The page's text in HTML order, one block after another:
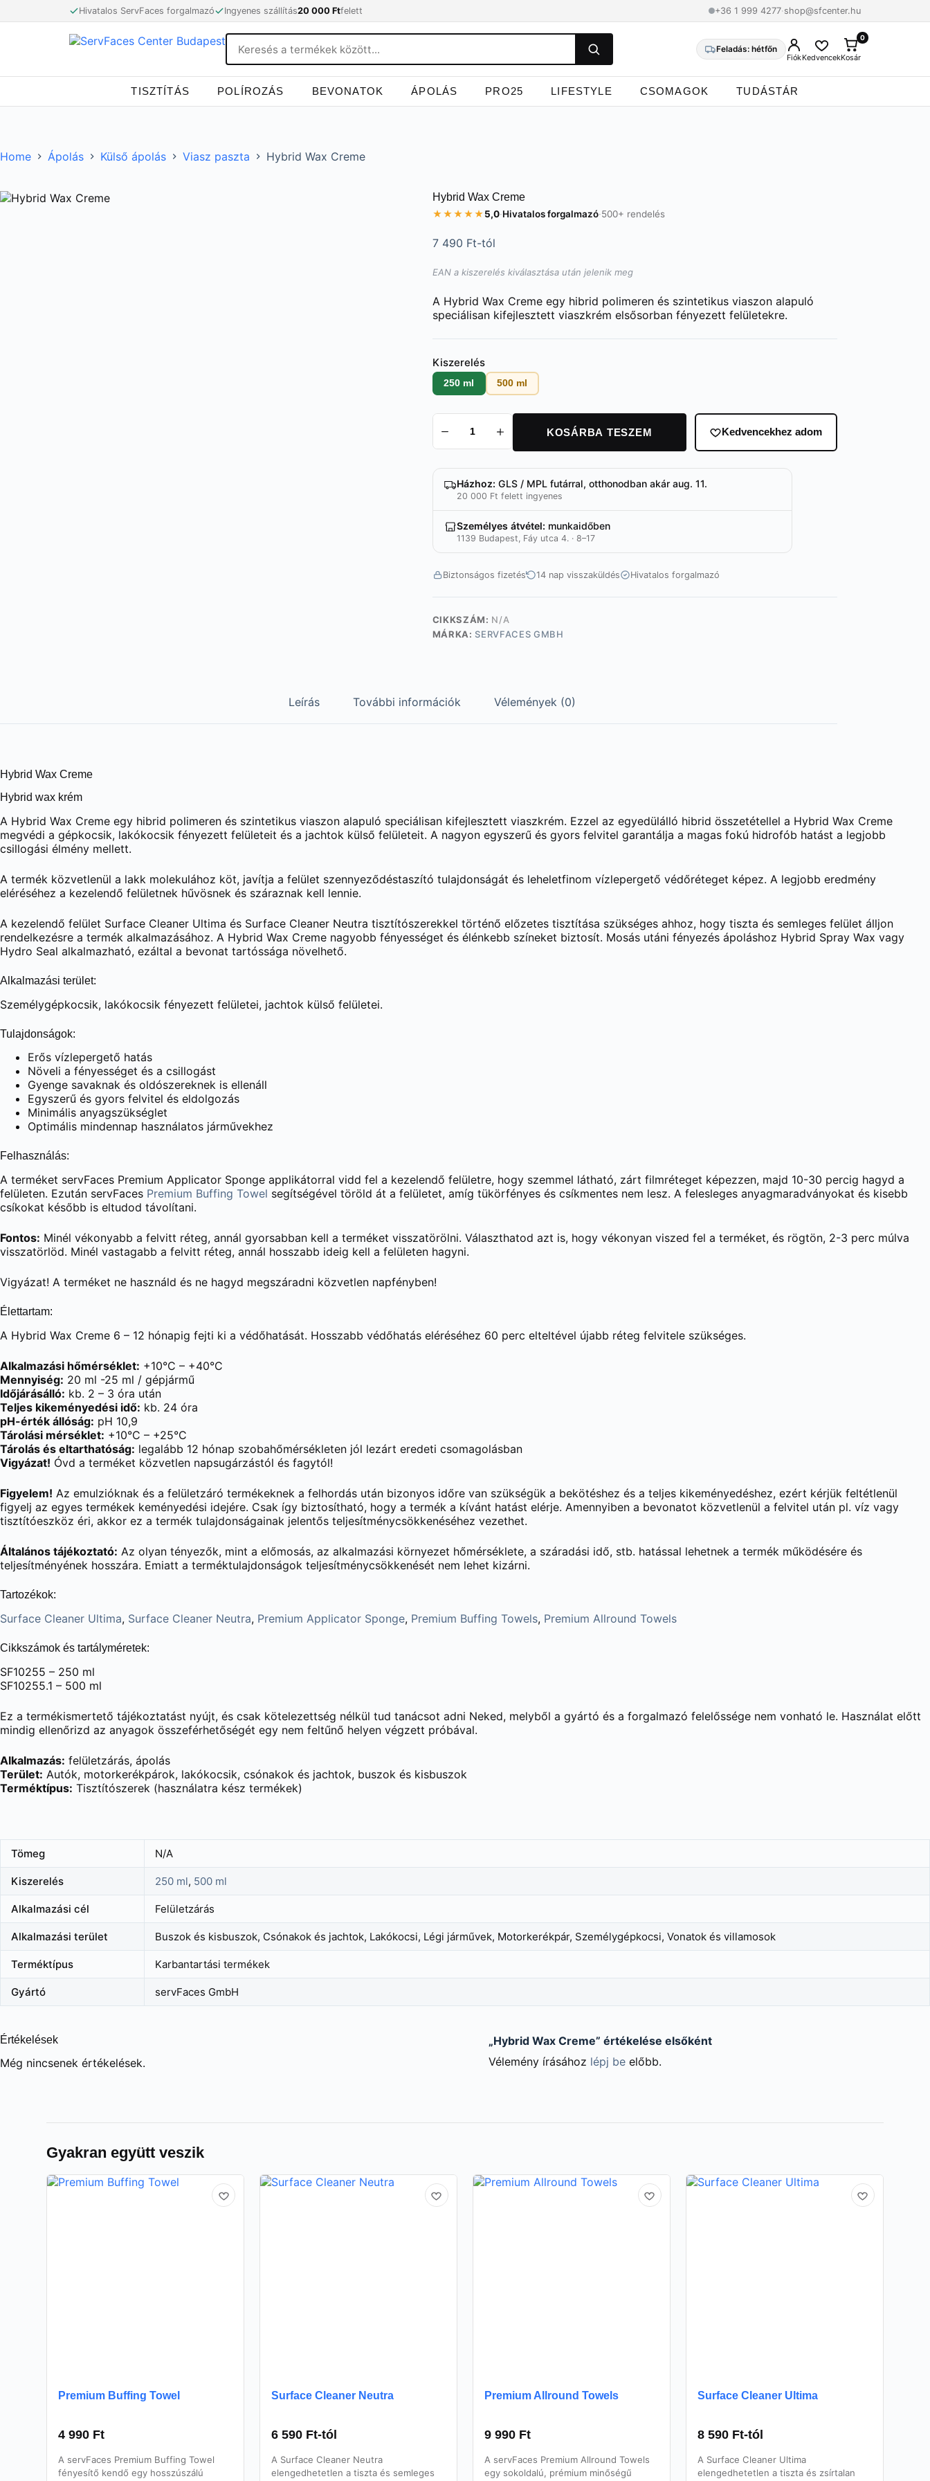
to
Hivatalos ServFaces forgalmazó Ingyenes szállítás20 000 Ftfelett +36 1 999 4277· shop@sfcenter.hu
Feladás: hétfőn
FiókKedvencekKosár
0
TISZTÍTÁS POLÍROZÁS BEVONATOK ÁPOLÁS PRO25 LIFESTYLE CSOMAGOK TUDÁSTÁR
Home Ápolás Külső ápolás Viasz paszta Hybrid Wax Creme
Hybrid Wax Creme
★★★★★5,0·Hivatalos forgalmazó·500+ rendelés
7 490 Ft-tól
EAN a kiszerelés kiválasztása után jelenik meg
A Hybrid Wax Creme egy hibrid polimeren és szintetikus viaszon alapuló
speciálisan kifejlesztett viaszkrém elsősorban fényezett felületekre.
Kiszerelés
250 ml 500 ml
Hybrid
Wax
mennyiség
KOSÁRBA TESZEM Kedvencekhez adom
Házhoz: GLS / MPL futárral, otthonodban akár aug. 11.
20 000 Ft felett ingyenes
Személyes átvétel: munkaidőben
1139 Budapest, Fáy utca 4. · 8–17
Biztonságos fizetés 14 nap visszaküldés Hivatalos forgalmazó
CIKKSZÁM: N/A
MÁRKA: SERVFACES GMBH
Leírás További információk Vélemények (0)
Hybrid Wax Creme
Hybrid wax krém
A Hybrid Wax Creme egy hibrid polimeren és szintetikus viaszon alapuló speciálisan kifejlesztett viaszkrém. Ezzel az egyedülálló hibrid összetétellel a Hybrid Wax Creme
megvédi a gépkocsik, lakókocsik fényezett felületeit és a jachtok külső felületeit. A nagyon egyszerű és gyors felvitel garantálja a magas fokú hidrofób hatást a legjobb
csillogási élmény mellett.
A termék közvetlenül a lakk molekulához köt, javítja a felület szennyeződéstaszító tulajdonságát és leheletfinom vízlepergető védőréteget képez. A legjobb eredmény
eléréséhez a kezelendő felületnek hűvösnek és száraznak kell lennie.
A kezelendő felület Surface Cleaner Ultima és Surface Cleaner Neutra tisztítószerekkel történő előzetes tisztítása szükséges ahhoz, hogy tiszta és semleges felület álljon
rendelkezésre a termék alkalmazásához. A Hybrid Wax Creme nagyobb fényességet és élénkebb színeket biztosít. Mosás utáni fényezés ápoláshoz Hybrid Spray Wax vagy
Hydro Seal alkalmazható, ezáltal a bevonat tartóssága növelhető.
Alkalmazási terület:
Személygépkocsik, lakókocsik fényezett felületei, jachtok külső felületei.
Tulajdonságok:
Erős vízlepergető hatás
Növeli a fényességet és a csillogást
Gyenge savaknak és oldószereknek is ellenáll
Egyszerű és gyors felvitel és eldolgozás
Minimális anyagszükséglet
Optimális mindennap használatos járművekhez
Felhasználás:
A terméket servFaces Premium Applicator Sponge applikátorral vidd fel a kezelendő felületre, hogy szemmel látható, zárt filmréteget képezzen, majd 10-30 percig hagyd a
felületen. Ezután servFaces Premium Buffing Towel segítségével töröld át a felületet, amíg tükörfényes és csíkmentes nem lesz. A felesleges anyagmaradványokat és kisebb
csíkokat később is eltudod távolítani.
Fontos: Minél vékonyabb a felvitt réteg, annál gyorsabban kell a terméket visszatörölni. Választhatod azt is, hogy vékonyan viszed fel a terméket, és rögtön, 2-3 perc múlva
visszatörlöd. Minél vastagabb a felvitt réteg, annál hosszabb ideig kell a felületen hagyni.
Vigyázat! A terméket ne használd és ne hagyd megszáradni közvetlen napfényben!
Élettartam:
A Hybrid Wax Creme 6 – 12 hónapig fejti ki a védőhatását. Hosszabb védőhatás eléréséhez 60 perc elteltével újabb réteg felvitele szükséges.
Alkalmazási hőmérséklet: +10°C – +40°C
Mennyiség: 20 ml -25 ml / gépjármű
Időjárásálló: kb. 2 – 3 óra után
Teljes kikeményedési idő: kb. 24 óra
pH-érték állóság: pH 10,9
Tárolási mérséklet: +10°C – +25°C
Tárolás és eltarthatóság: legalább 12 hónap szobahőmérsékleten jól lezárt eredeti csomagolásban
Vigyázat! Óvd a terméket közvetlen napsugárzástól és fagytól!
Figyelem! Az emulzióknak és a felületzáró termékeknek a felhordás után bizonyos időre van szükségük a bekötéshez és a teljes kikeményedéshez, ezért kérjük feltétlenül
figyelj az egyes termékek keményedési idejére. Csak így biztosítható, hogy a termék a kívánt hatást elérje. Amennyiben a bevonatot közvetlenül a felvitel után pl. víz vagy
tisztítóeszköz éri, akkor ez a termék tulajdonságainak jelentős teljesítménycsökkenéséhez vezethet.
Általános tájékoztató: Az olyan tényezők, mint a előmosás, az alkalmazási környezet hőmérséklete, a száradási idő, stb. hatással lehetnek a termék működésére és
teljesítményének hosszára. Emiatt a terméktulajdonságok teljesítménycsökkenését nem lehet kizárni.
Tartozékok:
Surface Cleaner Ultima, Surface Cleaner Neutra, Premium Applicator Sponge, Premium Buffing Towels, Premium Allround Towels
Cikkszámok és tartályméretek:
SF10255 – 250 ml
SF10255.1 – 500 ml
Ez a termékismertető tájékoztatást nyújt, és csak kötelezettség nélkül tud tanácsot adni Neked, melyből a gyártó és a forgalmazó felelőssége nem vonható le. Használat előtt
mindig elle­nőrizd az anyagok összefér­hetőségét egy nem feltűnő helyen végzett próbával.
Alkalmazás: felületzárás, ápolás
Terület: Autók, motorkerékpárok, lakókocsik, csónakok és jachtok, buszok és kisbuszok
Terméktípus: Tisztítószerek (használatra kész termékek)
Tömeg N/A
Kiszerelés 250 ml, 500 ml
Alkalmazási cél Felületzárás
Alkalmazási terület Buszok és kisbuszok, Csónakok és jachtok, Lakókocsi, Légi járművek, Motorkerékpár, Személygépkocsi, Vonatok és villamosok
Terméktípus Karbantartási termékek
Gyártó servFaces GmbH
Értékelések
Még nincsenek értékelések.
„Hybrid Wax Creme” értékelése elsőként
Vélemény írásához lépj beelőbb.
Gyakran együtt veszik
Premium Buffing Towel
4 990 Ft
A servFaces Premium Buffing Towel
fényesítő kendő egy hosszúszálú
Surface Cleaner Neutra
6 590 Ft-tól
A Surface Cleaner Neutra
elengedhetetlen a tiszta és semleges
Premium Allround Towels
9 990 Ft
A servFaces Premium Allround Towels
egy sokoldalú, prémium minőségű
Surface Cleaner Ultima
8 590 Ft-tól
A Surface Cleaner Ultima
elengedhetetlen a tiszta és zsírtalan